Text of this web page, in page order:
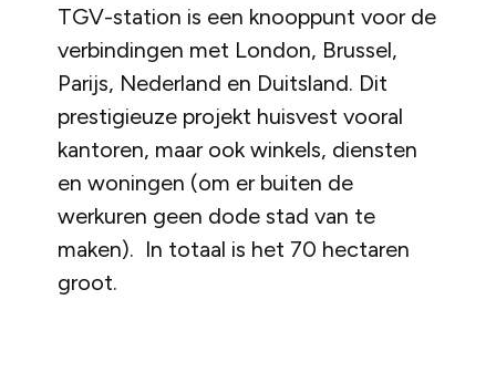
TGV-station is een knooppunt voor de
verbindingen met London, Brussel,
Parijs, Nederland en Duitsland. Dit
prestigieuze projekt huisvest vooral
kantoren, maar ook winkels, diensten
en woningen (om er buiten de
werkuren geen dode stad van te
maken). In totaal is het 70 hectaren
groot.